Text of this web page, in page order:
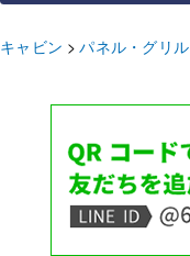
キャビン パネル・グリル